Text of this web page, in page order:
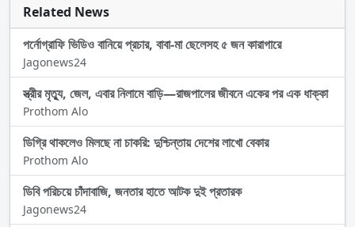
Related News
পর্নোগ্রাফি ভিডিও বানিয়ে প্রচার, বাবা-মা ছেলেসহ ৫ জন কারাগারে
Jagonews24
স্ত্রীর মৃত্যু, জেল, এবার নিলামে বাড়ি—রাজপালের জীবনে একের পর এক ধাক্কা
Prothom Alo
ডিগ্রি থাকলেও মিলছে না চাকরি: দুশ্চিন্তায় দেশের লাখো বেকার
Prothom Alo
ডিবি পরিচয়ে চাঁদাবাজি, জনতার হাতে আটক দুই প্রতারক
Jagonews24